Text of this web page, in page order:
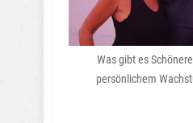
Was gibt es
persönlichem